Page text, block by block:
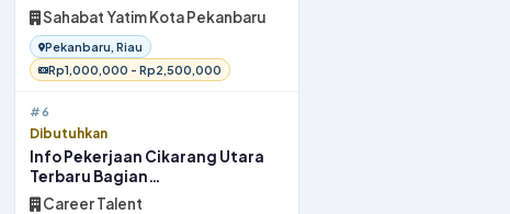
Sahabat Yatim Kota Pekanbaru
Pekanbaru, Riau
Rp1,000,000 - Rp2,500,000
#6
Dibutuhkan
Info Pekerjaan Cikarang Utara
Terbaru Bagian
OperatorProduksi 2026
Career Talent